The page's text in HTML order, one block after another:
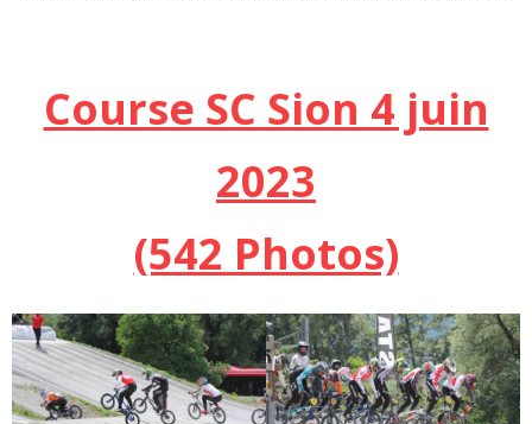
Course SC Sion 4 juin
2023
(542 Photos)